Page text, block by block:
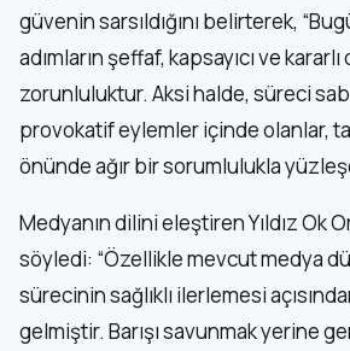
güvenin sarsıldığını belirterek,
adımların şeffaf, kapsayıcı ve
zorunluluktur. Aksi halde, süreci
provokatif eylemler içinde olanlar,
önünde ağır bir sorumlulukla
Medyanın dilini eleştiren Yıldız Ok
söyledi: “Özellikle mevcut medya
sürecinin sağlıklı ilerlemesi
gelmiştir. Barışı savunmak yerine